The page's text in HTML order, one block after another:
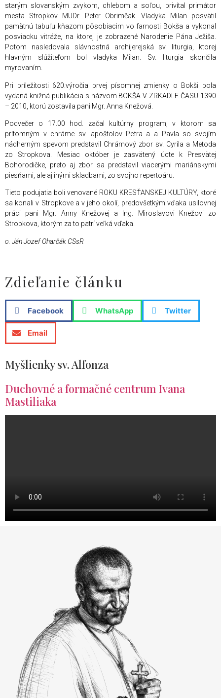
starým slovanským zvykom, chlebom a soľou, privítal primátor
mesta Stropkov MUDr. Peter Obrimčak. Vladyka Milan posvätil
pamätnú tabuľu kňazom pôsobiacim vo farnosti Bokša a vykonal
posviacku vitráže, na ktorej je zobrazené Narodenie Pána Ježiša.
Potom nasledovala slávnostná archijerejská sv. liturgia, ktorej
hlavným slúžiteľom bol vladyka Milan. Sv. liturgia skončila
myrovaním.
Pri príležitosti 620.výročia prvej písomnej zmienky o Bokši bola
vydaná knižná publikácia s názvom BOKŠA V ZRKADLE ČASU 1390
– 2010, ktorú zostavila pani Mgr. Anna Knežová.
Podvečer o 17.00 hod. začal kultúrny program, v ktorom sa
prítomným v chráme sv. apoštolov Petra a a Pavla so svojím
nádherným spevom predstavil Chrámový zbor sv. Cyrila a Metoda
zo Stropkova. Mesiac október je zasvätený úcte k Presvätej
Bohorodičke, preto aj zbor sa predstavil viacerými mariánskymi
piesňami, ale aj inými skladbami, zo svojho repertoáru.
Tieto podujatia boli venované ROKU KRESŤANSKEJ KULTÚRY, ktoré
sa konali v Stropkove a v jeho okolí, predovšetkým vďaka usilovnej
práci pani Mgr. Anny Knežovej a Ing. Miroslavovi Knežovi zo
Stropkova, ktorým za to patrí veľká vďaka.
o. Ján Jozef Oharčák CSsR
Zdieľanie článku
Facebook WhatsApp Twitter
Email
Myšlienky sv. Alfonza
Duchovné a formačné centrum Ivana
Mastiliaka